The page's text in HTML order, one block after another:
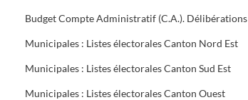
Budget Compte Administratif (C.A.). Délibérations
Municipales : Listes électorales Canton Nord Est
Municipales : Listes électorales Canton Sud Est
Municipales : Listes électorales Canton Ouest